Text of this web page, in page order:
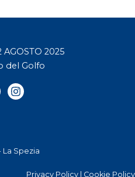
AGOSTO 2025
del Golfo
La Spezia
Privacy Policy Cookie Policy